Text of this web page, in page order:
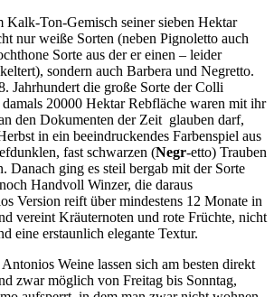
Kalk-Ton-Gemisch seiner sieben Hektar
nur weiße Sorten (neben Pignoletto auch
Sorte aus der er einen – leider
sondern auch Barbera und Negretto.
Jahrhundert die große Sorte der Colli
20000 Hektar Rebfläche waren mit ihr
den Dokumenten der Zeit glauben darf,
in ein beeindruckendes Farbenspiel aus
fast schwarzen (Negr-etto) Trauben
Danach ging es steil bergab mit der Sorte
Handvoll Winzer, die daraus
Version reift über mindestens 12 Monate in
vereint Kräuternoten und rote Früchte, nicht
eine erstaunlich elegante Textur.
Antonios Weine lassen sich am besten direkt
zwar möglich von Freitag bis Sonntag,